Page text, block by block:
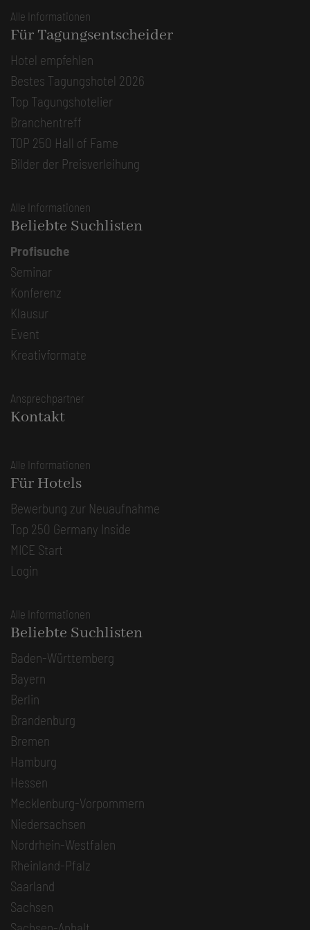
Alle Informationen
Für Tagungsentscheider
Hotel empfehlen
Bestes Tagungshotel 2026
Top Tagungshotelier
Branchentreff
TOP 250 Hall of Fame
Bilder der Preisverleihung
Alle Informationen
Beliebte Suchlisten
Profisuche
Seminar
Konferenz
Klausur
Event
Kreativformate
Ansprechpartner
Kontakt
Alle Informationen
Für Hotels
Bewerbung zur Neuaufnahme
Top 250 Germany Inside
MICE Start
Login
Alle Informationen
Beliebte Suchlisten
Baden-Württemberg
Bayern
Berlin
Brandenburg
Bremen
Hamburg
Hessen
Mecklenburg-Vorpommern
Niedersachsen
Nordrhein-Westfalen
Rheinland-Pfalz
Saarland
Sachsen